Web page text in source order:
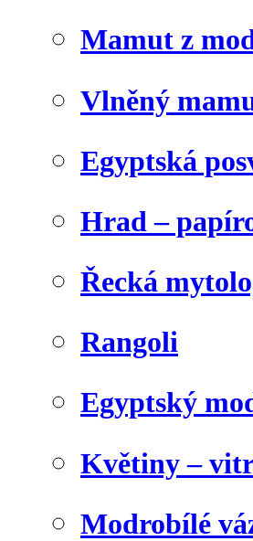
Mamut z
Vlněný
Egyptská
Hrad –
Řecká
Rangoli
Egyptský
Květiny –
Modrobílé